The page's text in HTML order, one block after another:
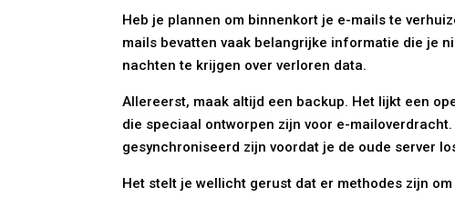
Heb je plannen om binnenkort je e-mails te
mails bevatten vaak belangrijke informatie die je
nachten te krijgen over verloren data.
Allereerst, maak altijd een backup. Het lijkt een
die speciaal ontworpen zijn voor e-
gesynchroniseerd zijn voordat je de oude server
Het stelt je wellicht gerust dat er methodes zijn